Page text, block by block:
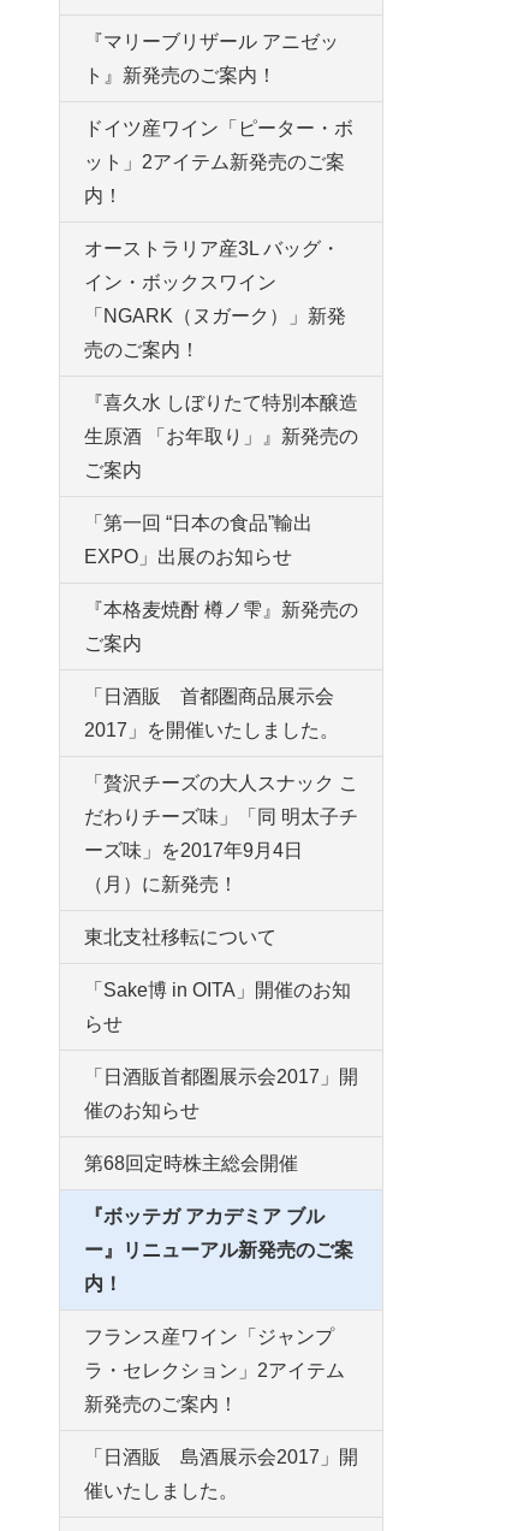
『マリーブリザール アニゼッ
ト』新発売のご案内！
ドイツ産ワイン「ピーター・ボ
ット」2アイテム新発売のご案
内！
オーストラリア産3L バッグ・
イン・ボックスワイン
「NGARK（ヌガーク）」新発
売のご案内！
『喜久水 しぼりたて特別本醸造
生原酒 「お年取り」』新発売の
ご案内
「第一回 “日本の食品”輸出
EXPO」出展のお知らせ
『本格麦焼酎 樽ノ雫』新発売の
ご案内
「日酒販 首都圏商品展示会
2017」を開催いたしました。
「贅沢チーズの大人スナック こ
だわりチーズ味」「同 明太子チ
ーズ味」を2017年9月4日
（月）に新発売！
東北支社移転について
「Sake博 in OITA」開催のお知
らせ
「日酒販首都圏展示会2017」開
催のお知らせ
第68回定時株主総会開催
『ボッテガ アカデミア ブル
ー』リニューアル新発売のご案
内！
フランス産ワイン「ジャンプ
ラ・セレクション」2アイテム
新発売のご案内！
「日酒販 島酒展示会2017」開
催いたしました。